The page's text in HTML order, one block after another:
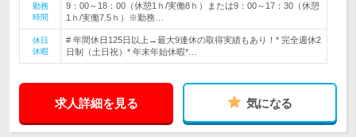
勤務
時間
9：00～18：00（休憩1ｈ/実働8ｈ）または9：00～17：30（休憩
1ｈ/実働7.5ｈ）※勤務…
休日
休暇
# 年間休日125日以上→最大9連休の取得実績もあり！* 完全週休2
日制（土日祝）* 年末年始休暇*…
求人詳細を見る 気になる